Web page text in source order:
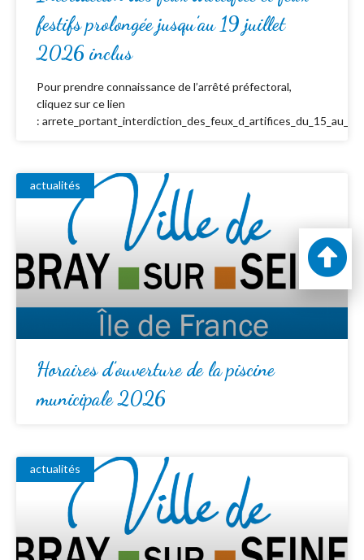
festifs prolongée jusqu’au 19 juillet
2026 inclus
Pour prendre connaissance de l’arrêté préfectoral,
cliquez sur ce lien
:
actualités
Horaires d’ouverture de la piscine
municipale 2026
actualités